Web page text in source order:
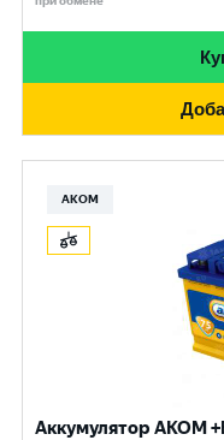
АКОМ
Аккумулятор AKOM